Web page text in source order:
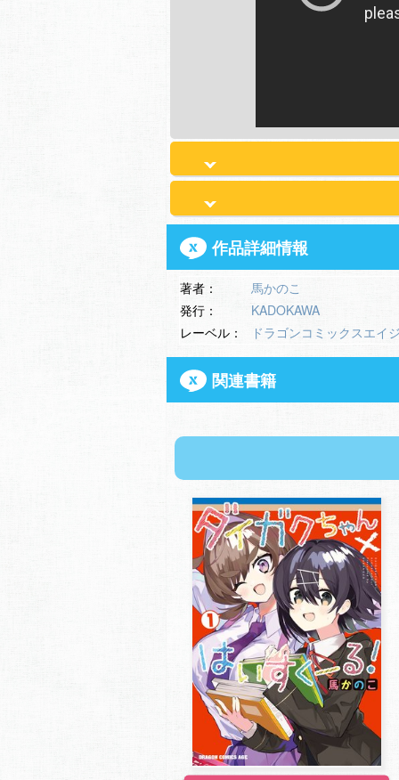
作品詳細情報
著者：
馬かのこ
発行：
KADOKAWA
レーベル：
ドラゴンコミックスエイ
関連書籍